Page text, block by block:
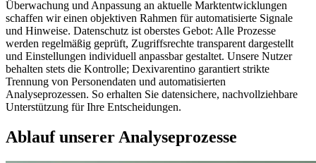
Überwachung und Anpassung an aktuelle Marktentwicklungen
schaffen wir einen objektiven Rahmen für automatisierte Signale
und Hinweise. Datenschutz ist oberstes Gebot: Alle Prozesse
werden regelmäßig geprüft, Zugriffsrechte transparent dargestellt
und Einstellungen individuell anpassbar gestaltet. Unsere Nutzer
behalten stets die Kontrolle; Dexivarentino garantiert strikte
Trennung von Personendaten und automatisierten
Analyseprozessen. So erhalten Sie datensichere, nachvollziehbare
Unterstützung für Ihre Entscheidungen.
Ablauf unserer Analyseprozesse